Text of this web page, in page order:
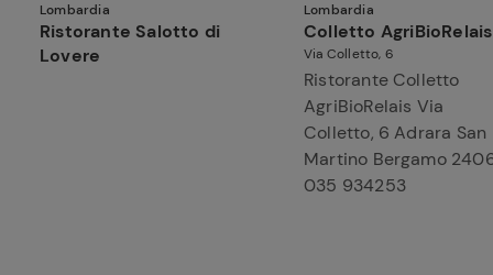
Lombardia
Ristorante Salotto di
Lovere
Lombardia
Colletto AgriBioRelais
Via Colletto, 6
Ristorante Colletto
AgriBioRelais Via
Colletto, 6 Adrara San
Martino Bergamo
035 934253